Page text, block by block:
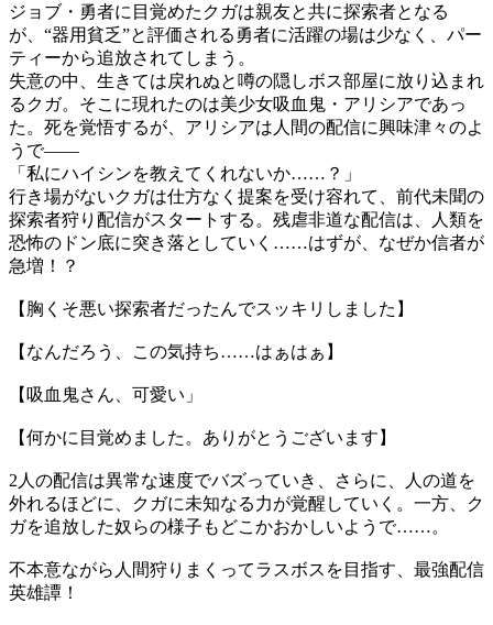
ジョブ・勇者に目覚めたクガは親友と共に探索者となる
が、“器用貧乏”と評価される勇者に活躍の場は少なく、パー
ティーから追放されてしまう。
失意の中、生きては戻れぬと噂の隠しボス部屋に放り込まれ
るクガ。そこに現れたのは美少女吸血鬼・アリシアであっ
た。死を覚悟するが、アリシアは人間の配信に興味津々のよ
うで――
「私にハイシンを教えてくれないか……？」
行き場がないクガは仕方なく提案を受け容れて、前代未聞の
探索者狩り配信がスタートする。残虐非道な配信は、人類を
恐怖のドン底に突き落としていく……はずが、なぜか信者が
急増！？
【胸くそ悪い探索者だったんでスッキリしました】
【なんだろう、この気持ち……はぁはぁ】
【吸血鬼さん、可愛い」
【何かに目覚めました。ありがとうございます】
2人の配信は異常な速度でバズっていき、さらに、人の道を
外れるほどに、クガに未知なる力が覚醒していく。一方、ク
ガを追放した奴らの様子もどこかおかしいようで……。
不本意ながら人間狩りまくってラスボスを目指す、最強配信
英雄譚！